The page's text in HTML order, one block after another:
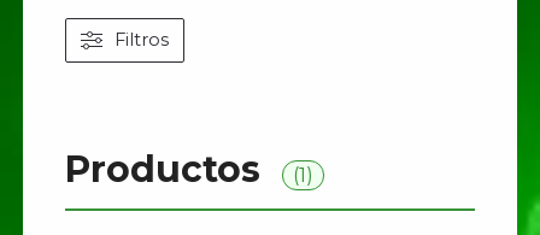
Filtros
Productos (1)